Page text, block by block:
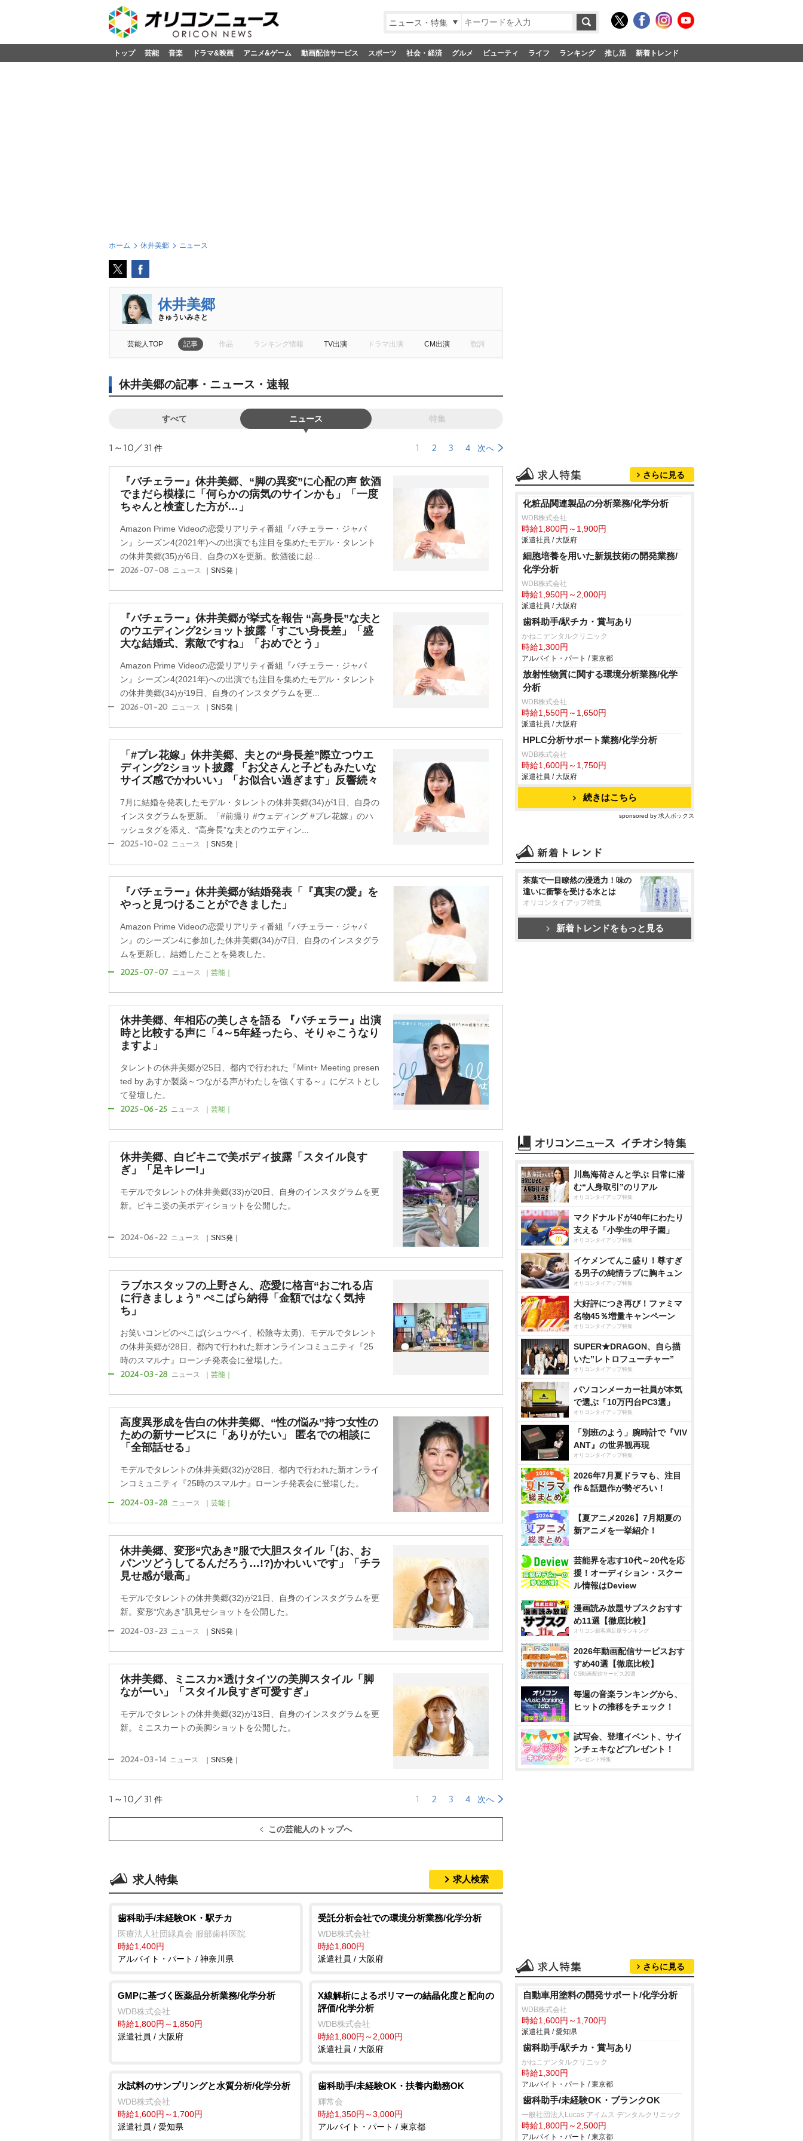
ニュース・特集
トップ 芸能 音楽 ドラマ&映画 アニメ&ゲーム 動画配信サービス スポーツ 社会・経済 グルメ ビューティ ライフ ランキング 推し活 新着トレンド
ホーム 休井美郷 ニュース
休井美郷
きゅういみさと
芸能人TOP 記事 作品 ランキング情報 TV出演 ドラマ出演 CM出演 歌詞
休井美郷の記事・ニュース・速報
すべて ニュース 特集
1～10／31 件 1 2 3 4 次へ
『バチェラー』休井美郷、“脚の異変”に心配の声 飲酒
でまだら模様に「何らかの病気のサインかも」「一度
ちゃんと検査した方が…」
Amazon Prime Videoの恋愛リアリティ番組『バチェラー・ジャパ
ン』シーズン4(2021年)への出演でも注目を集めたモデル・タレント
の休井美郷(35)が6日、自身のXを更新。飲酒後に起...
2026-07-08 ニュース ｜SNS発｜
『バチェラー』休井美郷が挙式を報告 “高身長”な夫と
のウエディング2ショット披露「すごい身長差」「盛
大な結婚式、素敵ですね」「おめでとう」
Amazon Prime Videoの恋愛リアリティ番組『バチェラー・ジャパ
ン』シーズン4(2021年)への出演でも注目を集めたモデル・タレント
の休井美郷(34)が19日、自身のインスタグラムを更...
2026-01-20 ニュース ｜SNS発｜
「#プレ花嫁」休井美郷、夫との“身長差”際立つウエ
ディング2ショット披露 「お父さんと子どもみたいな
サイズ感でかわいい」「お似合い過ぎます」反響続々
7月に結婚を発表したモデル・タレントの休井美郷(34)が1日、自身の
インスタグラムを更新。「#前撮り #ウェディング #プレ花嫁」のハ
ッシュタグを添え、“高身長”な夫とのウエディン...
2025-10-02 ニュース ｜SNS発｜
『バチェラー』休井美郷が結婚発表「『真実の愛』を
っと見つけることができました」
Amazon Prime Videoの恋愛リアリティ番組『バチェラー・ジャパ
ン』のシーズン4に参加した休井美郷(34)が7日、自身のインスタグラ
ムを更新し、結婚したことを発表した。
2025-07-07 ニュース ｜芸能｜
休井美郷、年相応の美しさを語る 『バチェラー』出演
時と比較する声に「4～5年経ったら、そりゃこうなり
ますよ」
タレントの休井美郷が25日、都内で行われた『Mint+ Meeting presen
ted by あすか製薬～つながる声がわたしを強くする～』にゲストとし
て登壇した。
2025-06-25 ニュース ｜芸能｜
休井美郷、白ビキニで美ボディ披露「スタイル良す
ぎ」「足キレー!」
モデルでタレントの休井美郷(33)が20日、自身のインスタグラムを更
新。ビキニ姿の美ボディショットを公開した。
2024-06-22 ニュース ｜SNS発｜
ラブホスタッフの上野さん、恋愛に格言“おごれる店
に行きましょう” ぺこぱら納得「金額ではなく気持
ち」
お笑いコンビのぺこぱ(シュウペイ、松陰寺太勇)、モデルでタレント
の休井美郷が28日、都内で行われた新オンラインコミュニティ『25
時のスマルナ』ローンチ発表会に登場した。
2024-03-28 ニュース ｜芸能｜
高度異形成を告白の休井美郷、“性の悩み”持つ女性の
ための新サービスに「ありがたい」 匿名での相談に
「全部話せる」
モデルでタレントの休井美郷(32)が28日、都内で行われた新オンライ
ンコミュニティ『25時のスマルナ』ローンチ発表会に登場した。
2024-03-28 ニュース ｜芸能｜
休井美郷、変形“穴あき”服で大胆スタイル「(お、お
パンツどうしてるんだろう…!?)かわいいです」「チラ
見せ感が最高」
モデルでタレントの休井美郷(32)が21日、自身のインスタグラムを更
新。変形“穴あき”肌見せショットを公開した。
2024-03-23 ニュース ｜SNS発｜
休井美郷、ミニスカ×透けタイツの美脚スタイル「脚
ながーい」「スタイル良すぎ可愛すぎ」
モデルでタレントの休井美郷(32)が13日、自身のインスタグラムを更
新。ミニスカートの美脚ショットを公開した。
2024-03-14 ニュース ｜SNS発｜
1～10／31 件 1 2 3 4 次へ
この芸能人のトップへ
求人特集 求人検索
歯科助手/未経験OK・駅チカ
医療法人社団緑真会 服部歯科医院
時給1,400円
アルバイト・パート / 神奈川県
受託分析会社での環境分析業務/化学分析
WDB株式会社
時給1,800円
派遣社員 / 大阪府
GMPに基づく医薬品分析業務/化学分析
WDB株式会社
時給1,800円～1,850円
派遣社員 / 大阪府
X線解析によるポリマーの結晶化度と配向の
評価/化学分析
WDB株式会社
時給1,800円～2,000円
派遣社員 / 大阪府
水試料のサンプリングと水質分析/化学分析
WDB株式会社
時給1,600円～1,700円
派遣社員 / 愛知県
歯科助手/未経験OK・扶養内勤務OK
輝常会
時給1,350円～3,000円
アルバイト・パート / 東京都
さらに見る
化粧品関連製品の分析業務/化学分析
WDB株式会社
時給1,800円～1,900円
派遣社員 / 大阪府
細胞培養を用いた新規技術の開発業務/
化学分析
WDB株式会社
時給1,950円～2,000円
派遣社員 / 大阪府
歯科助手/駅チカ・賞与あり
かねこデンタルクリニック
時給1,300円
アルバイト・パート / 東京都
放射性物質に関する環境分析業務/化学
分析
WDB株式会社
時給1,550円～1,650円
派遣社員 / 大阪府
HPLC分析サポート業務/化学分析
WDB株式会社
時給1,600円～1,750円
派遣社員 / 大阪府
続きはこちら
sponsored by 求人ボックス
茶葉で一目瞭然の浸透力！味の
違いに衝撃を受ける水とは
オリコンタイアップ特集
新着トレンドをもっと見る
川島海荷さんと学ぶ 日常に潜
む“人身取引”のリアル
オリコンタイアップ特集
マクドナルドが40年にわたり
支える「小学生の甲子園」
オリコンタイアップ特集
イケメンてんこ盛り！尊すぎ
る男子の純情ラブに胸キュン
オリコンタイアップ特集
大好評につき再び！ファミマ
名物45％増量キャンペーン
オリコンタイアップ特集
SUPER★DRAGON、自ら描
いた”レトロフューチャー”
オリコンタイアップ特集
パソコンメーカー社員が本気
で選ぶ「10万円台PC3選」
オリコンタイアップ特集
「別班のよう」腕時計で『VIV
ANT』の世界観再現
オリコンタイアップ特集
2026年7月夏ドラマも、注目
作＆話題作が勢ぞろい！
【夏アニメ2026】7月期夏の
新アニメを一挙紹介！
芸能界を志す10代～20代を応
援！オーディション・スクー
ル情報はDeview
漫画読み放題サブスクおすす
め11選【徹底比較】
オリコン顧客満足度ランキング
2026年動画配信サービスおす
すめ40選【徹底比較】
CS動画配信サービス20選
毎週の音楽ランキングから、
ヒットの推移をチェック！
試写会、登壇イベント、サイ
ンチェキなどプレゼント！
プレゼント特集
さらに見る
自動車用塗料の開発サポート/化学分析
WDB株式会社
時給1,600円～1,700円
派遣社員 / 愛知県
歯科助手/駅チカ・賞与あり
かねこデンタルクリニック
時給1,300円
アルバイト・パート / 東京都
歯科助手/未経験OK・ブランクOK
一般社団法人Lucas アイムス デンタルクリニック
時給1,800円～2,500円
アルバイト・パート / 東京都